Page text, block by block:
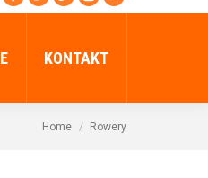
KONTAKT
Home Rowery